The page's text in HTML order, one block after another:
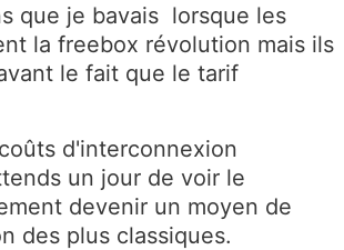
que je bavais lorsque les
la freebox révolution mais ils
le fait que le tarif
d'interconnexion
un jour de voir le
devenir un moyen de
des plus classiques.